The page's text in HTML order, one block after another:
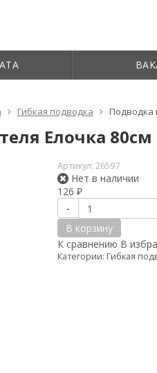
Гибкая подводка Подводка
Елочка 80см
Артикул:26597
Нет в наличии
126₽
-
В корзину
К сравнению В
Категории: Гибкая